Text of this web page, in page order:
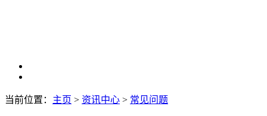
当前位置： 主页 > 资讯中心 > 常见问题